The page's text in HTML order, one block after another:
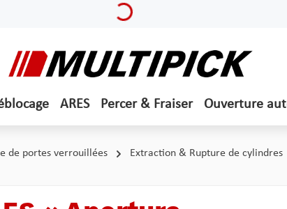
ARES Percer & Fraiser Ouverture
de portes verrouillées Extraction & Rupture de cylindres